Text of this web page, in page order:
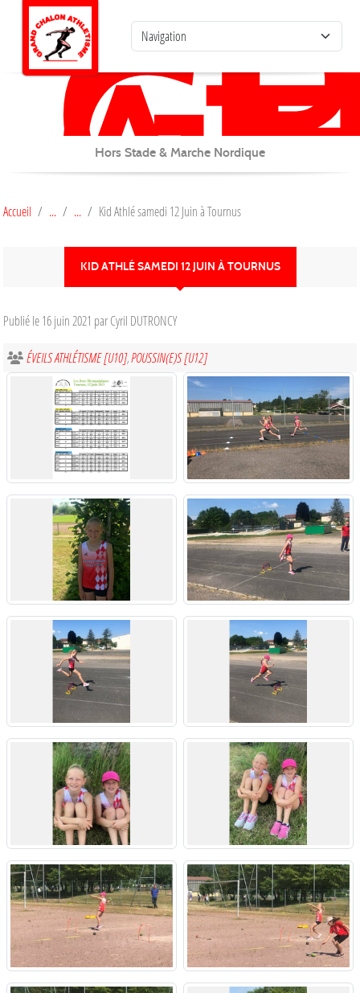
Hors Stade & Marche Nordique
Accueil Kid Athlé samedi 12 Juin à Tournus
KID ATHLÉ SAMEDI 12 JUIN À TOURNUS
Publié le16 juin 2021 par Cyril DUTRONCY
ÉVEILS ATHLÉTISME [U10] POUSSIN(E)S [U12]
Panneau de gestion des cookies